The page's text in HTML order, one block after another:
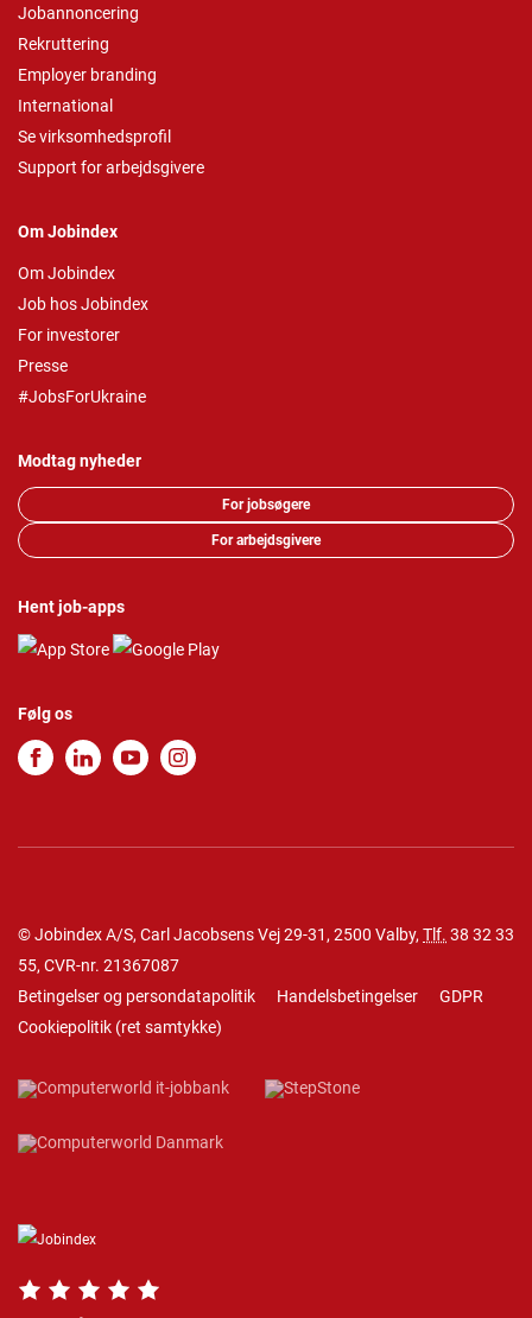
Jobannoncering
Rekruttering
Employer branding
International
Se virksomhedsprofil
Support for arbejdsgivere
Om Jobindex
Om Jobindex
Job hos Jobindex
For investorer
Presse
#JobsForUkraine
Modtag nyheder
For jobsøgere
For arbejdsgivere
Hent job-apps
Følg os
© Jobindex A/S, Carl Jacobsens Vej 29-31, 2500 Valby, Tlf. 38 32 33
55, CVR-nr. 21367087
Betingelser og persondatapolitik
Handelsbetingelser
GDPR
Cookiepolitik (ret samtykke)